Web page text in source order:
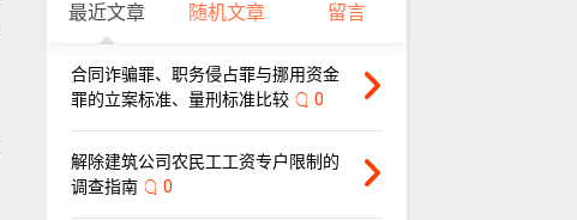
最近文章 随机文章 留言
合同诈骗罪、职务侵占罪与挪用资金
罪的立案标准、量刑标准比较
0
解除建筑公司农民工工资专户限制的
调查指南
0